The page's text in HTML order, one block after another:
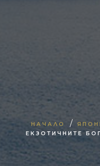
НАЧАЛО /
ЕКЗОТИЧНИТЕ